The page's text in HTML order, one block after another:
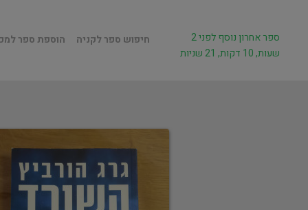
חיפוש ספר לקניה הוספת ספר
ספר אחרון נוסף לפני 2
שעות, 10 דקות, 21 שניות